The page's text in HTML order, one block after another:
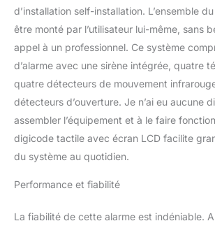
installation
d'une garantie
éléments
Bénéficiez
assistance
ou email
l'installation
notre Hotline
sans fil haute
d’installation self-installation. L’ensemble
être monté par l’utilisateur lui-même, sans
appel à un professionnel. Ce système
d’alarme avec une sirène intégrée, quatre
quatre détecteurs de mouvement
détecteurs d’ouverture. Je n’ai eu aucune
assembler l’équipement et à le faire
digicode tactile avec écran LCD facilite
du système au quotidien.
Performance et fiabilité
La fiabilité de cette alarme est indéniable.